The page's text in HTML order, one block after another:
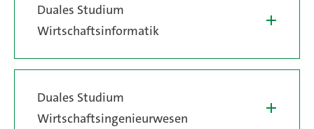
Duales Studium
Wirtschaftsinformatik
Duales Studium
Wirtschaftsingenieurwesen